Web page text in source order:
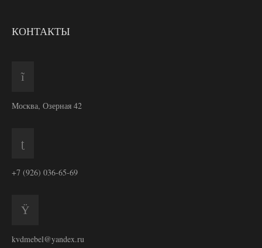
КОНТАКТЫ
Москва, Озерная 42
+7 (926) 036-65-69
kvdmebel@yandex.ru